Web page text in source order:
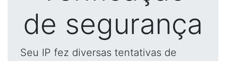
de segurança
Seu IP fez diversas tentativas de